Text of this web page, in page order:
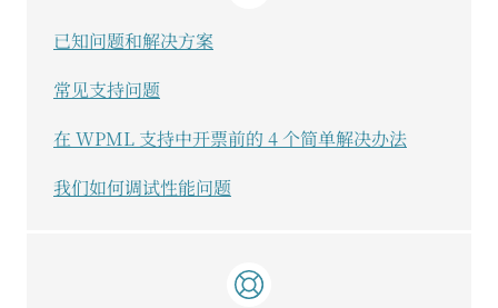
已知问题和解决方案
常见支持问题
在 WPML 支持中开票前的 4 个简单解决办法
我们如何调试性能问题